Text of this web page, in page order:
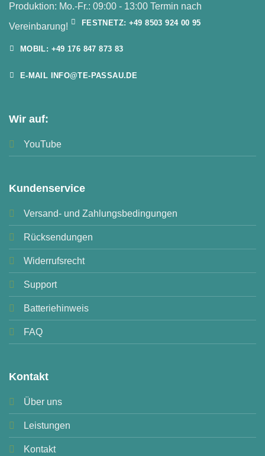
Produktion: Mo.-Fr.: 09:00 - 13:00 Termin nach
Vereinbarung!
FESTNETZ: +49 8503 924 00 95
MOBIL: +49 176 847 873 83
E-MAIL INFO@TE-PASSAU.DE
Wir auf:
YouTube
Kundenservice
Versand- und Zahlungsbedingungen
Rücksendungen
Widerrufsrecht
Support
Batteriehinweis
FAQ
Kontakt
Über uns
Leistungen
Kontakt